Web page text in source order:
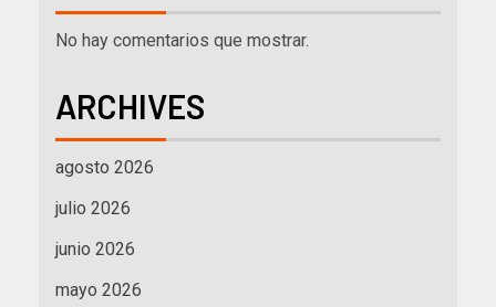
No hay comentarios que mostrar.
ARCHIVES
agosto 2026
julio 2026
junio 2026
mayo 2026